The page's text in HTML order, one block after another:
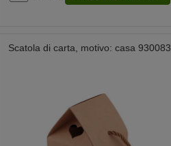
Scatola di carta, motivo: casa 930083